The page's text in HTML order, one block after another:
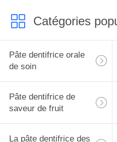
Catégories
Pâte dentifrice orale
de soin
Pâte dentifrice de
saveur de fruit
La pâte dentifrice des